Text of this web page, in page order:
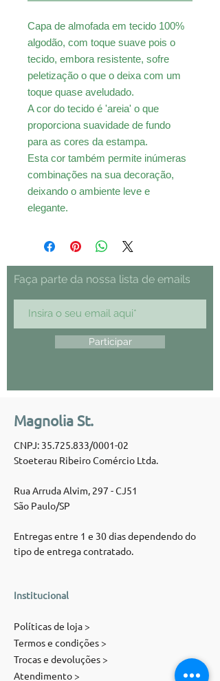
Capa de almofada em tecido 100%
algodão, com toque suave pois o
tecido, embora resistente, sofre
peletização o que o deixa com um
toque quase aveludado.
A cor do tecido é 'areia' o que
proporciona suavidade de fundo
para as cores da estampa.
Esta cor também permite inúmeras
combinações na sua decoração,
deixando o ambiente leve e
elegante.
Faça parte da nossa lista de emails
Participar
Magnolia St.
CNPJ: 35.725.833/0001-02
Stoeterau Ribeiro Comércio Ltda.
Rua Arruda Alvim, 297 - CJ51
São Paulo/SP
Entregas entre 1 e 30 dias dependendo do
tipo de entrega contratado.
Institucional
Políticas de loja >
Termos e condições >
Trocas e devoluções >
Atendimento >